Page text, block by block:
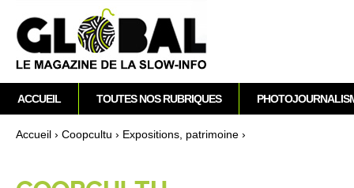
Accueil › Co­opcultu › Expo­si­ti­ons, patri­moine ›
M
e
n
r
ACCUEIL TOUTES NOS RUBRIQUES